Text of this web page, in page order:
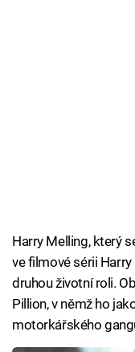
Harry Melling, který
ve filmové sérii
druhou životní roli.
Pillion, v němž ho
motorkářského